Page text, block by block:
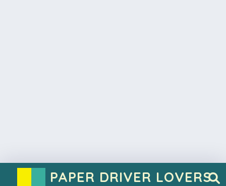
PAPER DRIVER LOVERS